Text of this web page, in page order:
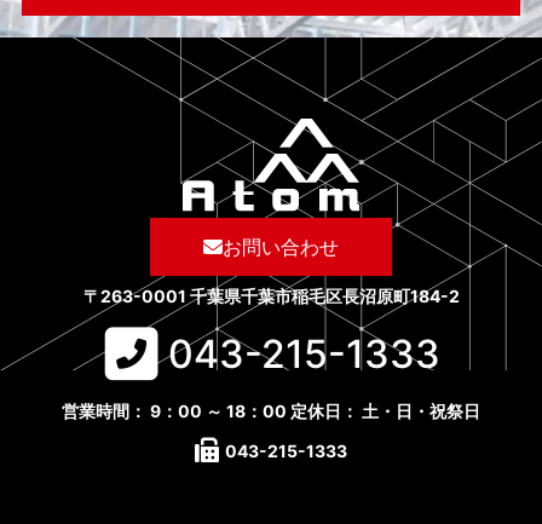
お問い合わせ
〒263-0001 千葉県千葉市稲毛区長沼原町184-2
043-215-1333​
営業時間： 9：00 ～ 18：00 定休日： 土・日・祝祭日
043-215-1333​